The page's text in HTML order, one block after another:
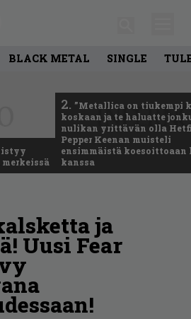
BLACK METAL SINGLE
2. ”Metallica on tiukempi
koskaan ja te haluatte
nulikan yrittävän olla
Pepper Keenan muisteli
ensimmäistä
kanssa
ja
Uusi Fear